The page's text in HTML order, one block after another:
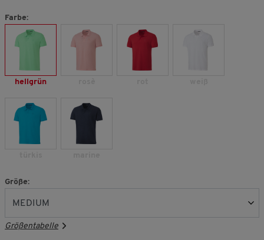
Farbe:
hellgrün
Größe:
Größentabelle